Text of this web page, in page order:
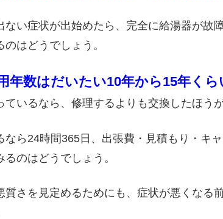
ない症状が出始めたら、完全に給湯器が故
のはどうでしょう。
年数はだいたい10年から15年くら
ているなら、修理するよりも交換したほう
なら24時間365日、出張費・見積もり・キ
るのはどうでしょう。
質さを見定めるためにも、症状が悪くなる